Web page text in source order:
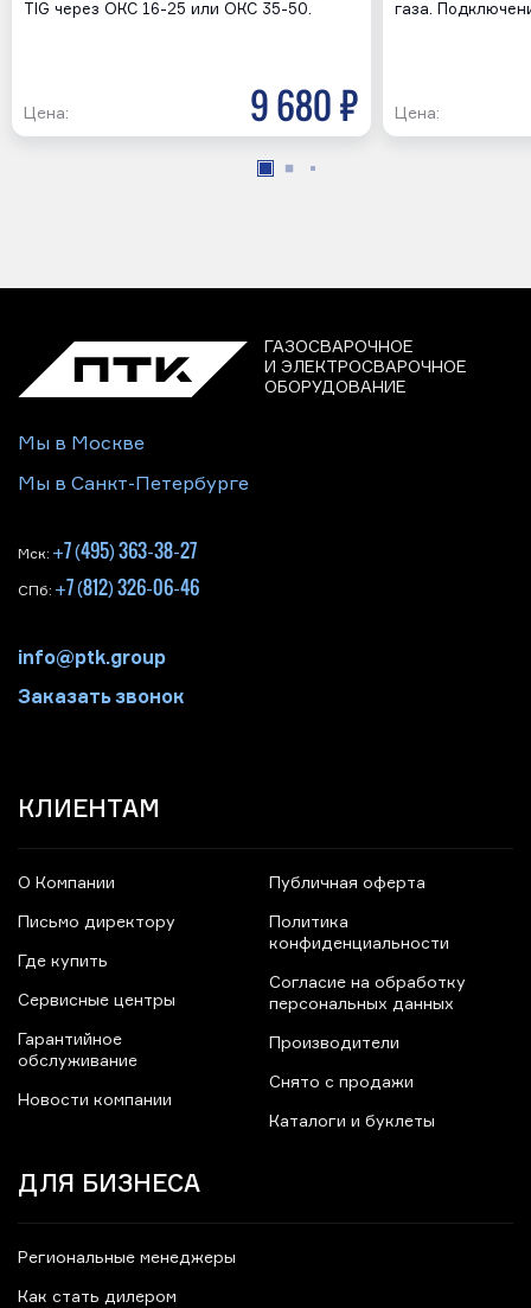
TIG через ОКС 16-25 или ОКС 35-50.
Цена: 9 680 р
газа.
Цена:
ГАЗОСВАРОЧНОЕ
И ЭЛЕКТРОСВАРОЧНОЕ
ОБОРУДОВАНИЕ
Мы в Москве
Мы в Санкт-Петербурге
Мск: +7 (495) 363-38-27
СПб: +7 (812) 326-06-46
info@ptk.group
Заказать звонок
КЛИЕНТАМ
О Компании
Письмо директору
Где купить
Сервисные центры
Гарантийное
обслуживание
Новости компании
Публичная оферта
Политика
конфиденциальности
Согласие на обработку
персональных данных
Производители
Снято с продажи
Каталоги и буклеты
ДЛЯ БИЗНЕСА
Региональные менеджеры
Как стать дилером